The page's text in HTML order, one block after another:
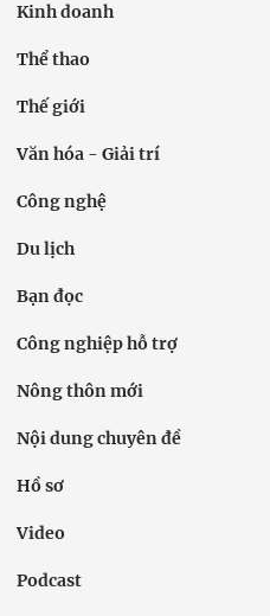
Kinh doanh
Thể thao
Thế giới
Văn hóa - Giải trí
Công nghệ
Du lịch
Bạn đọc
Công nghiệp hỗ trợ
Nông thôn mới
Nội dung chuyên đề
Hồ sơ
Video
Podcast